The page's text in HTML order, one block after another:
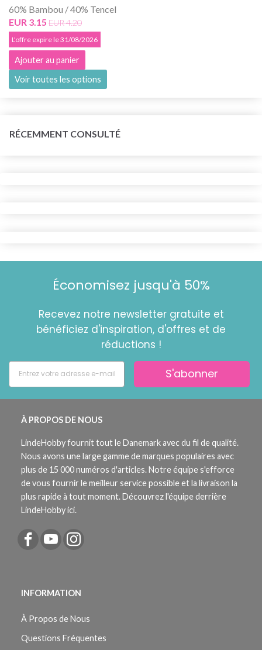
60% Bambou / 40% Tencel
EUR 3.15 EUR 4.20
L'offre expire le 31/08/2026
Ajouter au panier
Voir toutes les options
RÉCEMMENT CONSULTÉ
Économisez jusqu'à 50%
Recevez notre newsletter gratuite et
bénéficiez d'inspiration, d'offres et de
réductions !
S'abonner
À PROPOS DE NOUS
LindeHobby fournit tout le Danemark avec du fil de qualité.
Nous avons une large gamme de marques populaires avec
plus de 15 000 numéros d'articles. Notre équipe s'efforce
de vous fournir le meilleur service possible et la livraison la
plus rapide à tout moment. Découvrez l'équipe derrière
LindeHobby ici.
INFORMATION
À Propos de Nous
Questions Fréquentes